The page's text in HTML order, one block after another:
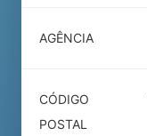
AGÊNCIA
CÓDIGO
POSTAL